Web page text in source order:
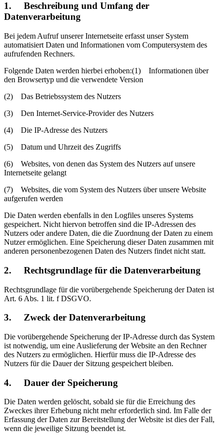
1. Beschreibung und Umfang der
Datenverarbeitung
Bei jedem Aufruf unserer Internetseite erfasst unser System
automatisiert Daten und Informationen vom Computersystem des
aufrufenden Rechners.
Folgende Daten werden hierbei erhoben:(1) Informationen über
den Browsertyp und die verwendete Version
(2) Das Betriebssystem des Nutzers
(3) Den Internet-Service-Provider des Nutzers
(4) Die IP-Adresse des Nutzers
(5) Datum und Uhrzeit des Zugriffs
(6) Websites, von denen das System des Nutzers auf unsere
Internetseite gelangt
(7) Websites, die vom System des Nutzers über unsere Website
aufgerufen werden
Die Daten werden ebenfalls in den Logfiles unseres Systems
gespeichert. Nicht hiervon betroffen sind die IP-Adressen des
Nutzers oder andere Daten, die die Zuordnung der Daten zu einem
Nutzer ermöglichen. Eine Speicherung dieser Daten zusammen mit
anderen personenbezogenen Daten des Nutzers findet nicht statt.
2. Rechtsgrundlage für die Datenverarbeitung
Rechtsgrundlage für die vorübergehende Speicherung der Daten ist
Art. 6 Abs. 1 lit. f DSGVO.
3. Zweck der Datenverarbeitung
Die vorübergehende Speicherung der IP-Adresse durch das System
ist notwendig, um eine Auslieferung der Website an den Rechner
des Nutzers zu ermöglichen. Hierfür muss die IP-Adresse des
Nutzers für die Dauer der Sitzung gespeichert bleiben.
4. Dauer der Speicherung
Die Daten werden gelöscht, sobald sie für die Erreichung des
Zweckes ihrer Erhebung nicht mehr erforderlich sind. Im Falle der
Erfassung der Daten zur Bereitstellung der Website ist dies der Fall,
wenn die jeweilige Sitzung beendet ist.